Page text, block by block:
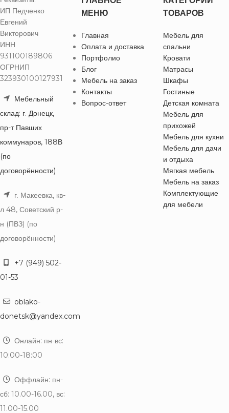
ИП Педченко
Евгений
Викторович
ИНН
931100189806
ОГРНИП
323930100127931
Мебельный
склад: г. Донецк,
пр-т Павших
коммунаров, 188В
(по
договорённости)
г. Макеевка, кв-
л 48, Советский р-
н (ПВЗ) (по
договорённости)
+7 (949) 502-
01-53
oblako-
donetsk@yandex.com
Онлайн: пн-вс:
10:00-18:00
Оффлайн: пн-
сб: 10.00-16.00, вс:
11.00-15.00
МЕНЮ
Главная
Оплата и доставка
Портфолио
Блог
Мебель на заказ
Контакты
Вопрос-ответ
ТОВАРОВ
Мебель для
спальни
Кровати
Матрасы
Шкафы
Гостиные
Детская комната
Мебель для
прихожей
Мебель для кухни
Мебель для дачи
и отдыха
Мягкая мебель
Мебель на заказ
Комплектующие
для мебели